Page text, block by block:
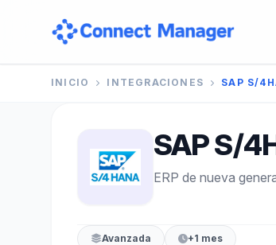
INICIO INTEGRACIONES SAP S/
SAP S/
ERP de nueva
Avanzada +1 mes